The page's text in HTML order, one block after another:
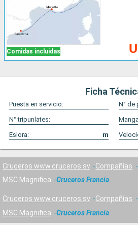
Comidas incluidas
Ficha
Puesta en servicio:
N° de
N° tripunlates:
Eslora:
m
Cruceros www.cruceros.sv Compañías
MSC Magnifica
Cruceros Francia
Cruceros www.cruceros.sv Compañías
MSC Magnifica
Cruceros Francia